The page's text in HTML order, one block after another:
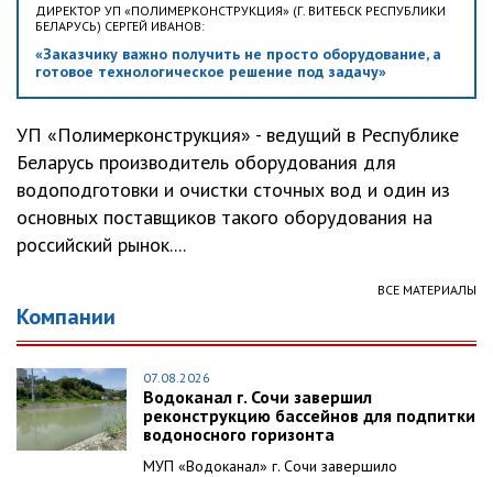
ДИРЕКТОР УП «ПОЛИМЕРКОНСТРУКЦИЯ» (Г. ВИТЕБСК РЕСПУБЛИКИ
БЕЛАРУСЬ) СЕРГЕЙ ИВАНОВ:
«Заказчику важно получить не просто оборудование, а
готовое технологическое решение под задачу»
УП «Полимерконструкция» - ведущий в Республике
Беларусь производитель оборудования для
водоподготовки и очистки сточных вод и один из
основных поставщиков такого оборудования на
российский рынок....
ВСЕ МАТЕРИАЛЫ
Компании
07.08.2026
Водоканал г. Сочи завершил
реконструкцию бассейнов для подпитки
водоносного горизонта
МУП «Водоканал» г. Сочи завершило